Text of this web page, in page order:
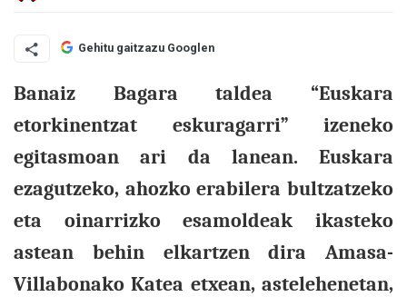
Gehitu gaitzazu Googlen
Banaiz Bagara taldea “Euskara
etorkinentzat eskuragarri” izeneko
egitasmoan ari da lanean. Euskara
ezagutzeko, ahozko erabilera bultzatzeko
eta oinarrizko esamoldeak ikasteko
astean behin elkartzen dira Amasa-
Villabonako Katea etxean, astelehenetan,